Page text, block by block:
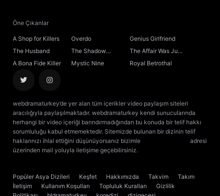
Öne Çıkanlar
A Shop for Killers Overdo
Genius Girlfriend
The Husband
The Shadow
Sovereign
The Affair Was Just
the Beginning
A Bona Fide Killer Mystic Nine Royal Betrothal
webdramaturkey’de yer alan tüm içerikler video paylaşım siteleri
aracılığıyla paylaşılmaktadır. webdramaturkey kendi sunucularında
herhangi bir video içeriği barındırmadığından bu konuda bir telif hakkı
sorumluluğu kabul etmemektedir. Sitemizde bulunan bir dizinin telif
haklarınızı ihlal ettiğini düşünüyorsanız bizimle
adresi
üzerinden mail yoluyla iletişime geçebilirsiniz.
Popüler Asya Dizileri Keşfet Hakkımızda Takvim
Takım
İletişim
Kullanım Koşulları Topluluk Kuralları
Gizlilik